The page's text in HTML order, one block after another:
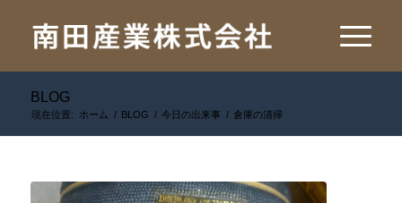
BLOG
現在位置: ホーム / BLOG / 今日の出来事 / 倉庫の清掃